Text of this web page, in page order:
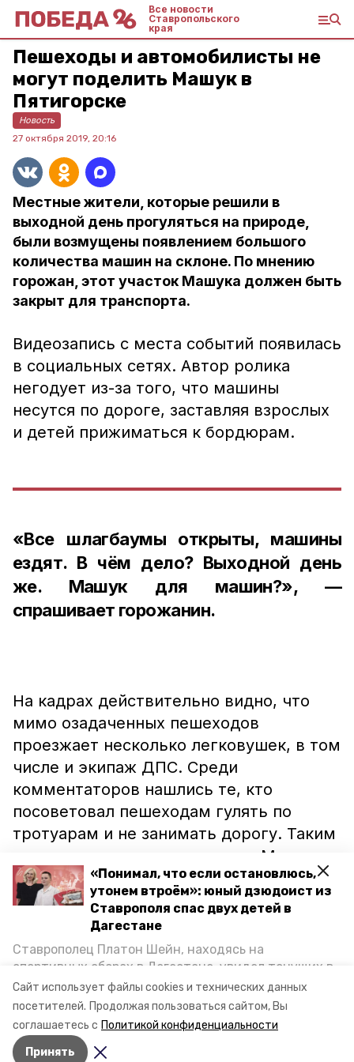
Сайт использует файлы cookies и технических данных
посетителей. Продолжая пользоваться сайтом, Вы
соглашаетесь с Политикой конфиденциальности
Принять
«Понимал, что если остановлюсь,
утонем втроём»: юный дзюдоист из
Ставрополя спас двух детей в
Дагестане
Ставрополец Платон Шейн, находясь на
спортивных сборах в Дегестане, увидел тонущих в
Каспийском море детей и бросился на помощь. По
возвращении домой, отважного мальчика
пригласили в министерство образования края и
наградили. Корреспондент «Победы26» пообщался
с юным героем.
Все новости
Ставропольского
края
Пешеходы и автомобилисты не
могут поделить Машук в
Пятигорске
Новость
27 октября 2019, 20:16
Местные жители, которые решили в
выходной день прогуляться на природе,
были возмущены появлением большого
количества машин на склоне. По мнению
горожан, этот участок Машука должен быть
закрыт для транспорта.
Видеозапись с места событий появилась
в социальных сетях. Автор ролика
негодует из-за того, что машины
несутся по дороге, заставляя взрослых
и детей прижиматься к бордюрам.
«Все шлагбаумы открыты, машины
ездят. В чём дело? Выходной день
же. Машук для машин?», —
спрашивает горожанин.
На кадрах действительно видно, что
мимо озадаченных пешеходов
проезжает несколько легковушек, в том
числе и экипаж ДПС. Среди
комментаторов нашлись те, кто
посоветовал пешеходам гулять по
тротуарам и не занимать дорогу. Таким
«советчикам» напомнили, что Машук —
пешеходная зона, и проезд здесь
разрешён только уборочной и
обслуживающей технике. Напомним,
проезд на вершину горызапретили
июне 2018 года. Тем временем жителей
Ставрополя удивил лыжник, который
лихоподнималсяпо улице
Кавалерийской.Видео: govorun26